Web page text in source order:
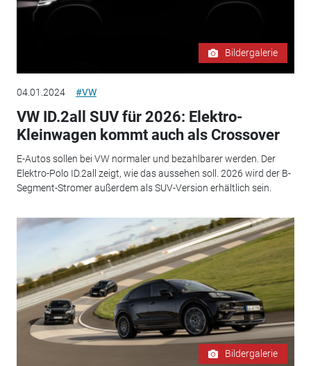
Bildergalerie
04.01.2024 #VW
VW ID.2all SUV für 2026: Elektro-
Kleinwagen kommt auch als Crossover
E-Autos sollen bei VW normaler und bezahlbarer werden. Der
Elektro-Polo ID.2all zeigt, wie das aussehen soll. 2026 wird der B-
Segment-Stromer außerdem als SUV-Version erhältlich sein.
Bildergalerie